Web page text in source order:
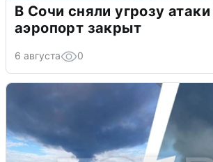
В Сочи сняли угрозу
аэропорт закрыт
6 августа 0